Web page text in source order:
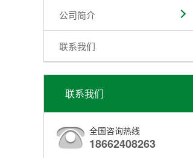
公司简介
联系我们
联系我们
全国咨询热线
18662408263